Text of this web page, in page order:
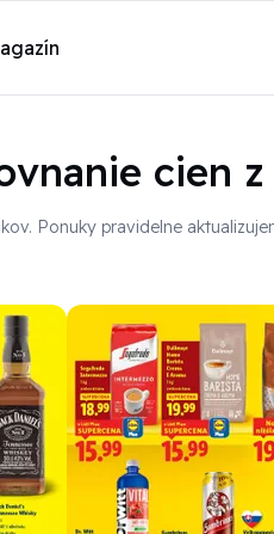
cien
. Ponuky pravidelne